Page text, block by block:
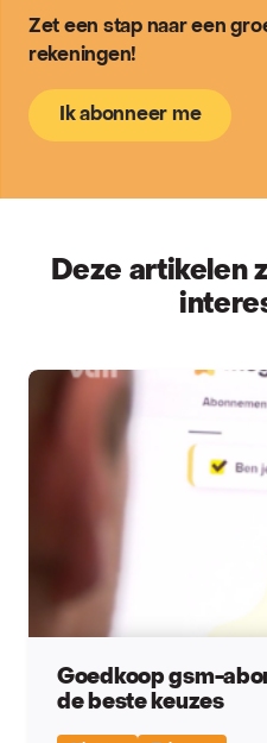
Zet een stap naar een
rekeningen!
Ik abonneer me
Deze artikelen
Goedkoop gsm-
de beste keuzes